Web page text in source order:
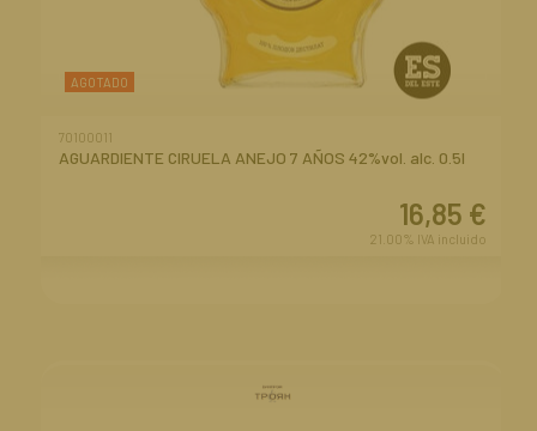
AGOTADO
70100011
AGUARDIENTE CIRUELA ANEJO 7 AÑOS 42%vol. alc. 0.5l
16,85 €
21.00% IVA incluido